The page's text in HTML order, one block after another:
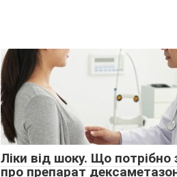
Ліки від шоку. Що потрібно
про препарат